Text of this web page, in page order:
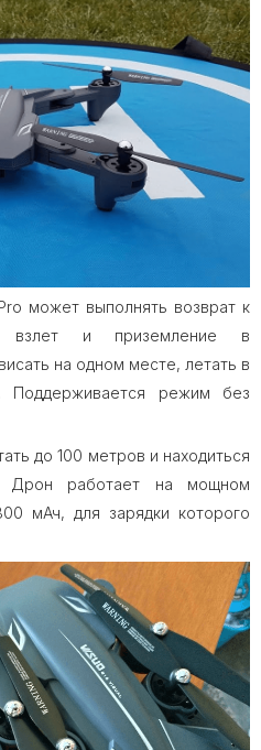
может выполнять возврат к
взлет и приземление в
на одном месте, летать в
Поддерживается режим без
до 100 метров и находиться
Дрон работает на мощном
мАч, для зарядки которого